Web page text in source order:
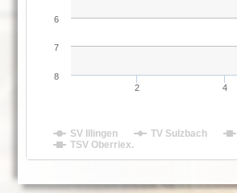
SV Illingen TV Sulzbach
TSV Oberriex.
2 4
6
7
8